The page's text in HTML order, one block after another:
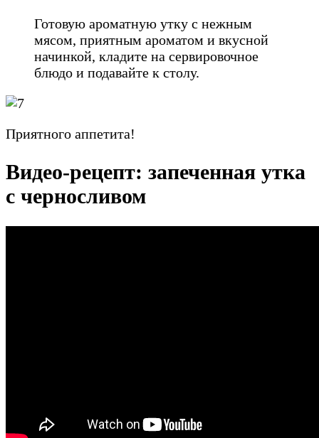
Готовую ароматную утку с нежным
мясом, приятным ароматом и вкусной
начинкой, кладите на сервировочное
блюдо и подавайте к столу.
Приятного аппетита!
Видео-рецепт: запеченная утка
с черносливом